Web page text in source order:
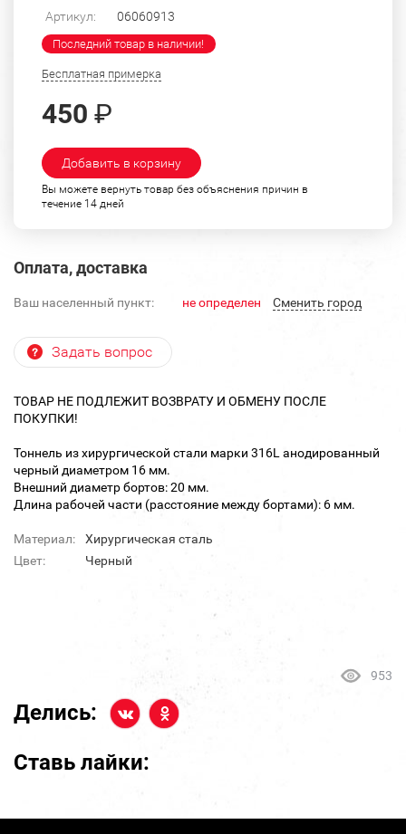
Артикул: 06060913
Последний товар в наличии!
Бесплатная примерка
450 ₽
Добавить в корзину
Вы можете вернуть товар без объяснения причин в
течение 14 дней
Оплата, доставка
Ваш населенный пункт: не определен Cменить город
Задать вопрос
ТОВАР НЕ ПОДЛЕЖИТ ВОЗВРАТУ И ОБМЕНУ ПОСЛЕ
ПОКУПКИ!
Тоннель из хирургической стали марки 316L анодированный
черный диаметром 16 мм.
Внешний диаметр бортов: 20 мм.
Длина рабочей части (расстояние между бортами): 6 мм.
Материал:
Хирургическая сталь
Цвет:
Черный
953
Делись:
Ставь лайки: